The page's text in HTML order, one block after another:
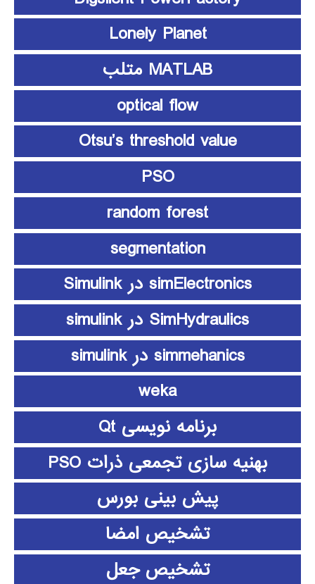
Lonely Planet
MATLAB متلب
optical flow
Otsu’s threshold value
PSO
random forest
segmentation
simElectronics در Simulink
SimHydraulics در simulink
simmehanics در simulink
weka
برنامه نویسی Qt
بهنیه سازی تجمعی ذرات PSO
پیش بینی بورس
تشخیص امضا
تشخیص جعل